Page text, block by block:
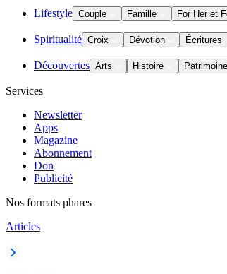
Lifestyle Couple Famille For Her et
Spiritualité Croix Dévotion Écritures
Découvertes Arts Histoire
Services
Newsletter
Apps
Magazine
Abonnement
Don
Publicité
Nos formats phares
Articles